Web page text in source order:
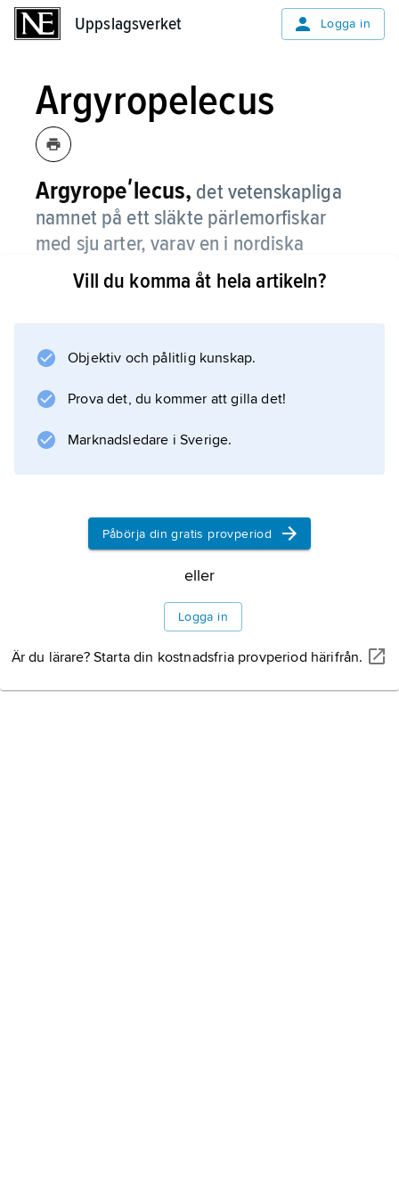
Uppslagsverket Logga in
Argyropelecus
Argyropeʹlecus, det vetenskapliga
namnet på ett släkte pärlemorfiskar
med sju arter, varav en i nordiska
vatten,pärlemorfisk.
Vill du komma åt hela artikeln?
Objektiv och pålitlig kunskap.
Prova det, du kommer att gilla det!
Marknadsledare i Sverige.
Påbörja din gratis provperiod
eller
Logga in
Är du lärare? Starta din kostnadsfria provperiod härifrån.